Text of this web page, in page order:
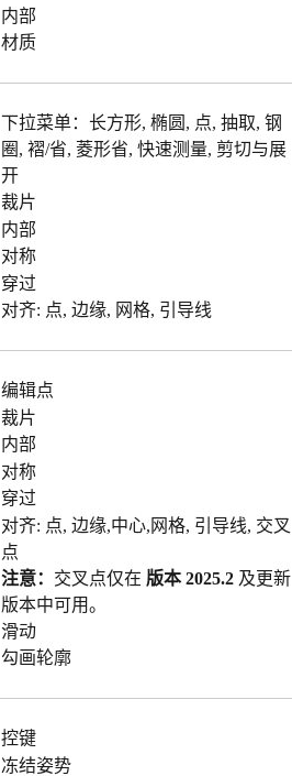
内部
材质
下拉菜单：长方形, 椭圆, 点, 抽取, 钢
圈, 褶/省, 菱形省, 快速测量, 剪切与展
开
裁片
内部
对称
穿过
对齐: 点, 边缘, 网格, 引导线
编辑点
裁片
内部
对称
穿过
对齐: 点, 边缘,中心,网格, 引导线, 交叉
点
注意： 交叉点仅在 版本 2025.2 及更新
版本中可用。
滑动
勾画轮廓
控键
冻结姿势